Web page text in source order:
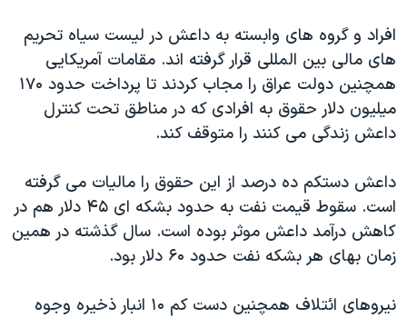
افراد و گروه های وابسته به داعش در لیست سیاه تحریم
های مالی بین المللی قرار گرفته اند. مقامات آمریکایی
همچنین دولت عراق را مجاب کردند تا پرداخت حدود ۱۷۰
میلیون دلار حقوق به افرادی که در مناطق تحت کنترل
داعش زندگی می کنند را متوقف کند.
داعش دستکم ده درصد از این حقوق را مالیات می گرفته
است. سقوط قیمت نفت به حدود بشکه ای ۴۵ دلار هم در
کاهش درآمد داعش موثر بوده است. سال گذشته در همین
زمان بهای هر بشکه نفت حدود ۶۰ دلار بود.
نیروهای ائتلاف همچنین دست کم ۱۰ انبار ذخیره وجوه